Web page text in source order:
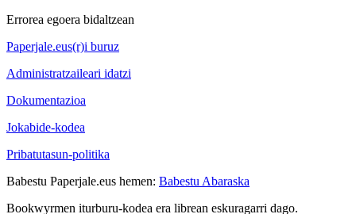
Errorea egoera bidaltzean
Paperjale.eus(r)i buruz
Administratzaileari idatzi
Dokumentazioa
Jokabide-kodea
Pribatutasun-politika
Babestu Paperjale.eus hemen: Babestu Abaraska
Bookwyrmen iturburu-kodea era librean eskuragarri dago.